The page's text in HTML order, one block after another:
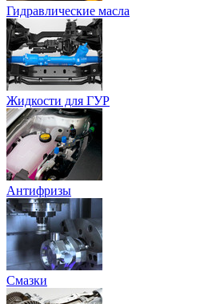
Гидравлические масла
Жидкости для ГУР
Антифризы
Смазки